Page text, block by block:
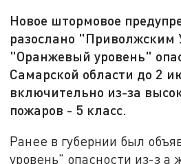
Новое штормовое
разослано
"Оранжевый уровень"
Самарской области до 2
включительно из-за
пожаров - 5 класс.
Ранее в губернии был
уровень" опасности из-з а